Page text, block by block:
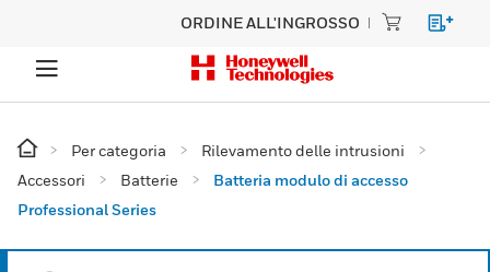
ORDINE ALL'INGROSSO
Per categoria
Rilevamento delle intrusioni
Accessori
Batterie
Batteria modulo di accesso
Professional Series